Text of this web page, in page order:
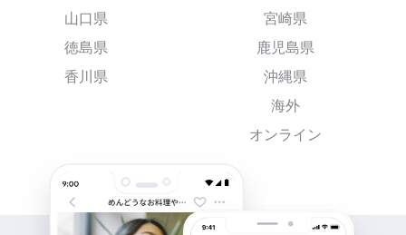
山口県
徳島県
香川県
宮崎県
鹿児島県
沖縄県
海外
オンライン